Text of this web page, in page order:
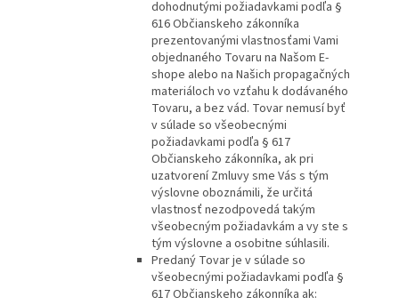
dohodnutými požiadavkami podľa §
616 Občianskeho zákonníka
prezentovanými vlastnosťami Vami
objednaného Tovaru na Našom E-
shope alebo na Našich propagačných
materiáloch vo vzťahu k dodávaného
Tovaru, a bez vád. Tovar nemusí byť
v súlade so všeobecnými
požiadavkami podľa § 617
Občianskeho zákonníka, ak pri
uzatvorení Zmluvy sme Vás s tým
výslovne oboznámili, že určitá
vlastnosť nezodpovedá takým
všeobecným požiadavkám a vy ste s
tým výslovne a osobitne súhlasili.
Predaný Tovar je v súlade so
všeobecnými požiadavkami podľa §
617 Občianskeho zákonníka ak: